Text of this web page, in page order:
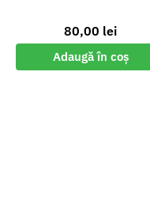
80,00 lei
Adaugă în coș